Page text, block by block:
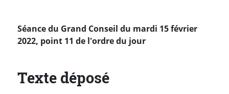
Séance du Grand Conseil du mardi 15 février
2022, point 11 de l'ordre du jour
Texte déposé